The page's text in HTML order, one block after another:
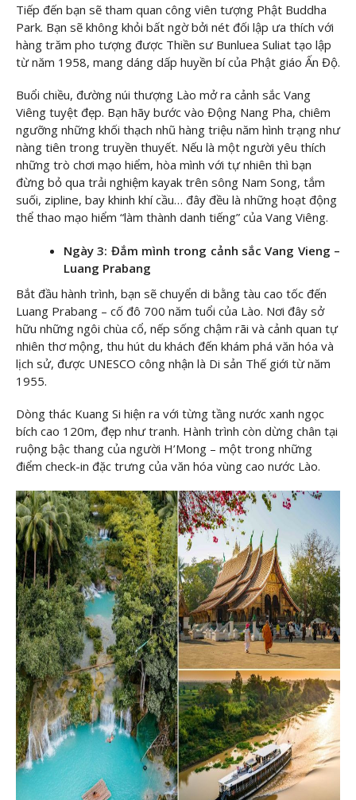
Tiếp đến bạn sẽ tham quan công viên tượng Phật Buddha
Park. Bạn sẽ không khỏi bất ngờ bởi nét đối lập ưa thích với
hàng trăm pho tượng được Thiền sư Bunluea Suliat tạo lập
từ năm 1958, mang dáng dấp huyền bí của Phật giáo Ấn Độ.
Buổi chiều, đường núi thượng Lào mở ra cảnh sắc Vang
Viêng tuyệt đẹp. Bạn hãy bước vào Động Nang Pha, chiêm
ngưỡng những khối thạch nhũ hàng triệu năm hình trạng như
nàng tiên trong truyền thuyết. Nếu là một người yêu thích
những trò chơi mạo hiểm, hòa mình với tự nhiên thì bạn
đừng bỏ qua trải nghiệm kayak trên sông Nam Song, tắm
suối, zipline, bay khinh khí cầu… đây đều là những hoạt động
thể thao mạo hiểm “làm thành danh tiếng” của Vang Viêng.
Ngày 3: Đắm mình trong cảnh sắc Vang Vieng –
Luang Prabang
Bắt đầu hành trình, bạn sẽ chuyển di bằng tàu cao tốc đến
Luang Prabang – cố đô 700 năm tuổi của Lào. Nơi đây sở
hữu những ngôi chùa cổ, nếp sống chậm rãi và cảnh quan tự
nhiên thơ mộng, thu hút du khách đến khám phá văn hóa và
lịch sử, được UNESCO công nhận là Di sản Thế giới từ năm
1955.
Dòng thác Kuang Si hiện ra với từng tầng nước xanh ngọc
bích cao 120m, đẹp như tranh. Hành trình còn dừng chân tại
ruộng bậc thang của người H’Mong – một trong những
điểm check-in đặc trưng của văn hóa vùng cao nước Lào.